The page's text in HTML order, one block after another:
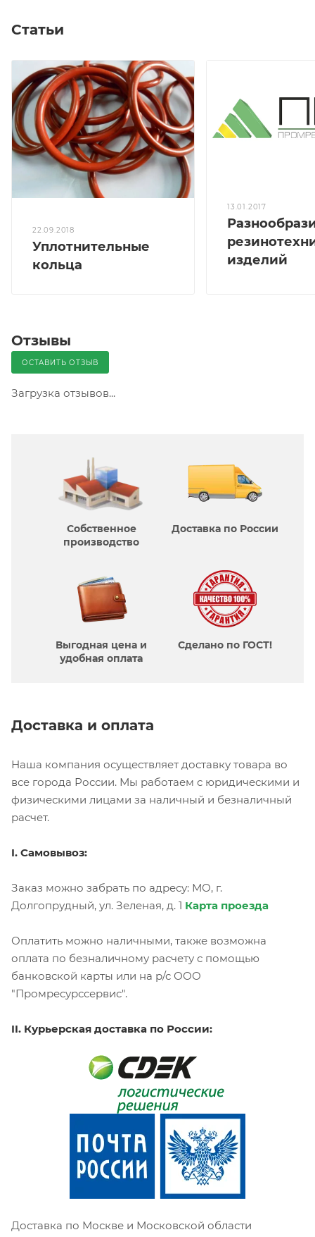
Статьи
22.09.2018
Уплотнительные
кольца
13.01.2017
изделий
Отзывы
ОСТАВИТЬ ОТЗЫВ
Загрузка отзывов...
Собственное
производcтво
Доставка по России
Выгодная цена и
удобная оплата
Сделано по ГОСТ!
Доставка и оплата
Наша компания осуществляет доставку товара во
все города России. Мы работаем с юридическими и
физическими лицами за наличный и безналичный
расчет.
I. Самовывоз:
Заказ можно забрать по адресу: МО, г.
Долгопрудный, ул. Зеленая, д. 1 Карта проезда
Оплатить можно наличными, также возможна
оплата по безналичному расчету с помощью
банковской карты или на р/с ООО
"Промресурссервис".
II. Курьерская доставка по России:
Доставка по Москве и Московской области